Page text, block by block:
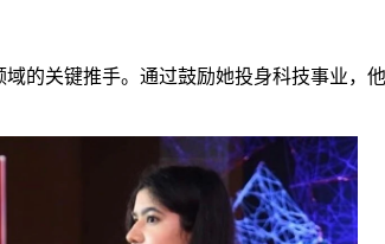
域的关键推手。通过鼓励她投身科技事业